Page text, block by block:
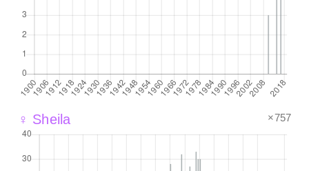
♀ Sheila ×757